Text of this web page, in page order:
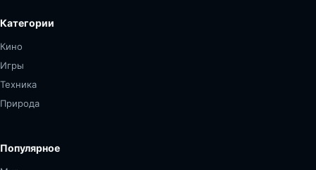
Категории
Кино
Игры
Техника
Природа
Популярное